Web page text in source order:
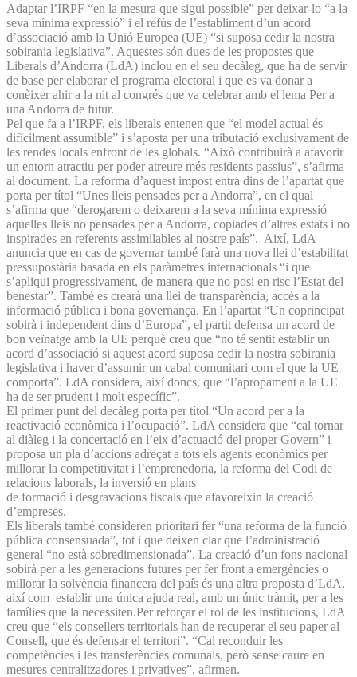
Adaptar l’IRPF “en la mesura que sigui possible” per deixar-lo “a la
seva mínima expressió” i el refús de l’establiment d’un acord
d’associació amb la Unió Europea (UE) “si suposa cedir la nostra
sobirania legislativa”. Aquestes són dues de les propostes que
Liberals d’Andorra (LdA) inclou en el seu decàleg, que ha de servir
de base per elaborar el programa electoral i que es va donar a
conèixer ahir a la nit al congrés que va celebrar amb el lema Per a
una Andorra de futur.
Pel que fa a l’IRPF, els liberals entenen que “el model actual és
difícilment assumible” i s’aposta per una tributació exclusivament de
les rendes locals enfront de les globals. “Això contribuirà a afavorir
un entorn atractiu per poder atreure més residents passius”, s’afirma
al document. La reforma d’aquest impost entra dins de l’apartat que
porta per títol “Unes lleis pensades per a Andorra”, en el qual
s’afirma que “derogarem o deixarem a la seva mínima expressió
aquelles lleis no pensades per a Andorra, copiades d’altres estats i no
inspirades en referents assimilables al nostre país”. Així, LdA
anuncia que en cas de governar també farà una nova llei d’estabilitat
pressupostària basada en els paràmetres internacionals “i que
s’apliqui progressivament, de manera que no posi en risc l’Estat del
benestar”. També es crearà una llei de transparència, accés a la
informació pública i bona governança. En l’apartat “Un coprincipat
sobirà i independent dins d’Europa”, el partit defensa un acord de
bon veïnatge amb la UE perquè creu que “no té sentit establir un
acord d’associació si aquest acord suposa cedir la nostra sobirania
legislativa i haver d’assumir un cabal comunitari com el que la UE
comporta”. LdA considera, així doncs, que “l’apropament a la UE
ha de ser prudent i molt específic”.
El primer punt del decàleg porta per títol “Un acord per a la
reactivació econòmica i l’ocupació”. LdA considera que “cal tornar
al diàleg i la concertació en l’eix d’actuació del proper Govern” i
proposa un pla d’accions adreçat a tots els agents econòmics per
millorar la competitivitat i l’emprenedoria, la reforma del Codi de
relacions laborals, la inversió en plans
de formació i desgravacions fiscals que afavoreixin la creació
d’empreses.
Els liberals també consideren prioritari fer “una reforma de la funció
pública consensuada”, tot i que deixen clar que l’administració
general “no està sobredimensionada”. La creació d’un fons nacional
sobirà per a les generacions futures per fer front a emergències o
millorar la solvència financera del país és una altra proposta d’LdA,
així com establir una única ajuda real, amb un únic tràmit, per a les
famílies que la necessiten.Per reforçar el rol de les institucions, LdA
creu que “els consellers territorials han de recuperar el seu paper al
Consell, que és defensar el territori”. “Cal reconduir les
competències i les transferències comunals, però sense caure en
mesures centralitzadores i privatives”, afirmen.